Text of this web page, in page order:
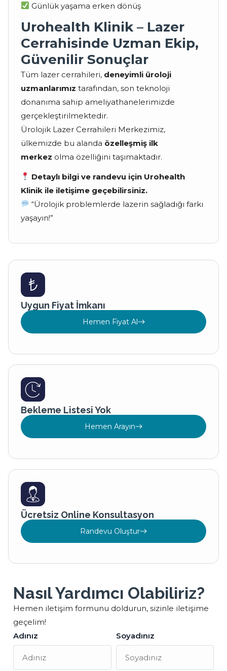
Günlük yaşama erken dönüş
Urohealth Klinik – Lazer
Cerrahisinde Uzman Ekip,
Güvenilir Sonuçlar
Tüm lazer cerrahileri, deneyimli üroloji
uzmanlarımız tarafından, son teknoloji
donanıma sahip ameliyathanelerimizde
gerçekleştirilmektedir.
Ürolojik Lazer Cerrahileri Merkezimiz,
ülkemizde bu alanda özelleşmiş ilk
merkez olma özelliğini taşımaktadır.
Detaylı bilgi ve randevu için Urohealth
Klinik ile iletişime geçebilirsiniz.
“Ürolojik problemlerde lazerin sağladığı farkı
yaşayın!”
Uygun Fiyat İmkanı
Hemen Fiyat Al
Bekleme Listesi Yok
Hemen Arayın
Ücretsiz Online Konsultasyon
Randevu Oluştur
Nasıl Yardımcı Olabiliriz?
Hemen iletişim formunu doldurun, sizinle iletişime
geçelim!
Adınız
Soyadınız